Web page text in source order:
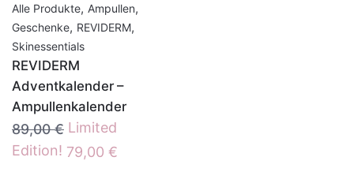
Alle Produkte, Ampullen,
Geschenke, REVIDERM,
Skinessentials
REVIDERM
Adventkalender –
Ampullenkalender
89,00€ Ursprünglicher
Preis
Limited
Edition! 79,00 €